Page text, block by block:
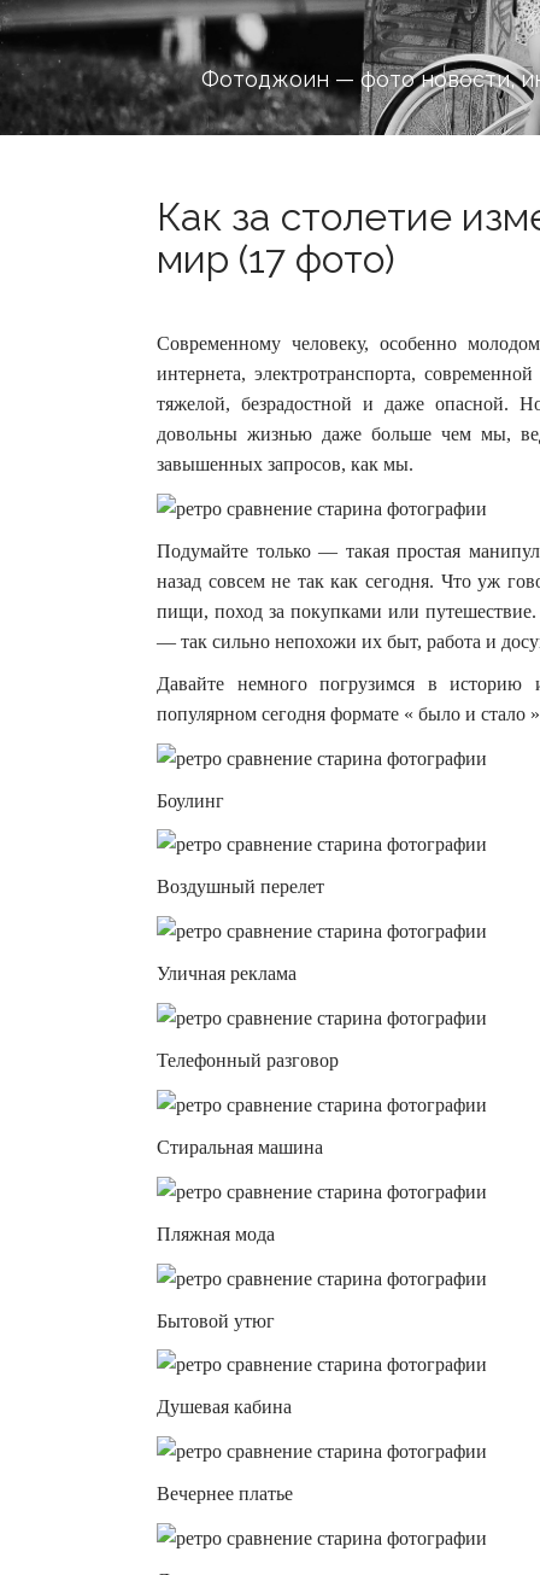
Фотоджоин — фото новости,
Как за столетие
мир (17 фото)
Современному человеку, особенно
интернета, электротранспорта,
тяжелой, безрадостной и даже опасной.
довольны жизнью даже больше чем мы,
завышенных запросов, как мы.
Подумайте только — такая простая
назад совсем не так как сегодня. Что уж
пищи, поход за покупками или
— так сильно непохожи их быт, работа и
Давайте немного погрузимся в
популярном сегодня формате « было и
Боулинг
Воздушный перелет
Уличная реклама
Телефонный разговор
Стиральная машина
Пляжная мода
Бытовой утюг
Душевая кабина
Вечернее платье